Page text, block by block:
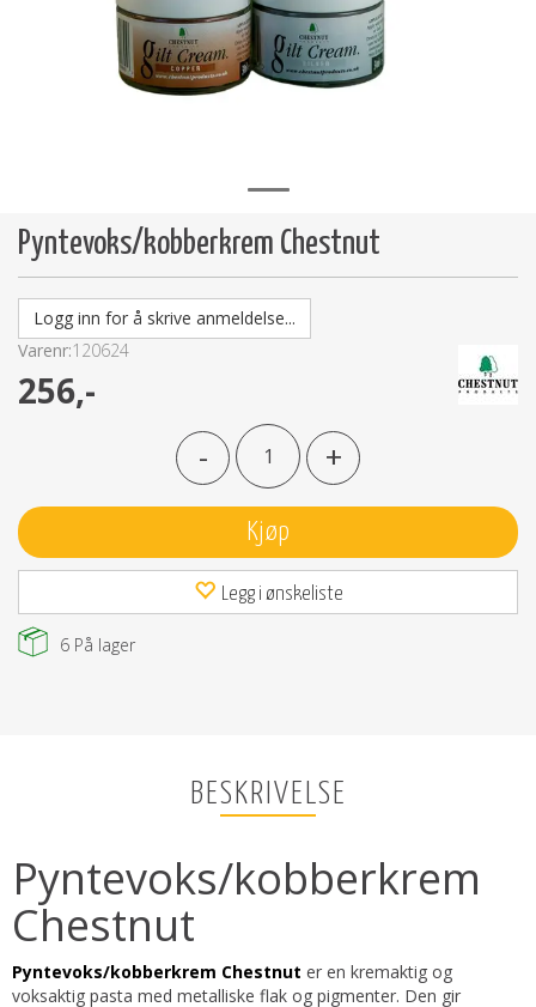
Pyntevoks/kobberkrem Chestnut
Logg inn for å skrive anmeldelse...
Varenr:120624
256,-
- +
Kjøp
Legg i ønskeliste
6 På lager
BESKRIVELSE
Pyntevoks/kobberkrem
Chestnut
Pyntevoks/kobberkrem Chestnut er en kremaktig og
voksaktig pasta med metalliske flak og pigmenter. Den gir